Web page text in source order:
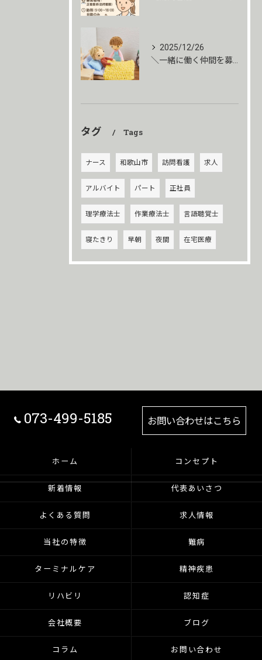
2025/12/26
タグ Tags
ナース 和歌山市 訪問看護 求人
アルバイト パート 正社員
理学療法士 作業療法士 言語聴覚士
寝たきり 早朝 夜間 在宅医療
073-499-5185 お問い合わせはこちら
ホーム コンセプト
新着情報 代表あいさつ
よくある質問 求人情報
当社の特徴 難病
ターミナルケア 精神疾患
リハビリ 認知症
会社概要 ブログ
コラム お問い合わせ